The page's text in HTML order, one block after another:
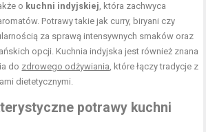
o kuchni indyjskiej, która zachwyca
Potrawy takie jak curry, biryani czy
za sprawą intensywnych smaków oraz
opcji. Kuchnia indyjska jest również znana
do zdrowego odżywiania, które łączy tradycje z
dietetycznymi.
potrawy kuchni